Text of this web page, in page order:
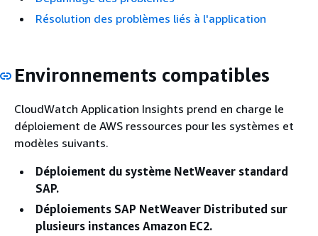
Résolution des problèmes liés à l'application
Environnements compatibles
CloudWatch Application Insights prend en charge le
déploiement de AWS ressources pour les systèmes et
modèles suivants.
Déploiement du système NetWeaver standard
SAP.
Déploiements SAP NetWeaver Distributed sur
plusieurs instances Amazon EC2.